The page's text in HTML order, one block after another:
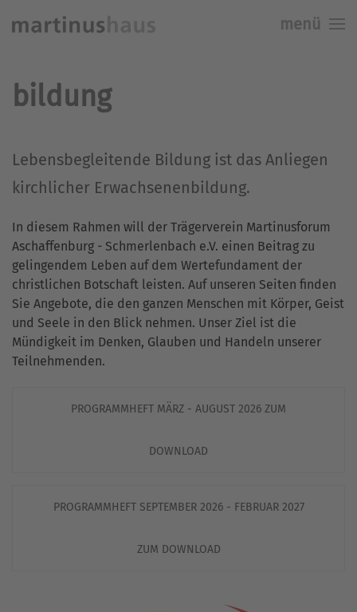
menü
bildung
Lebensbegleitende Bildung ist das Anliegen
kirchlicher Erwachsenenbildung.
In diesem Rahmen will der Trägerverein Martinusforum
Aschaffenburg - Schmerlenbach e.V. einen Beitrag zu
gelingendem Leben auf dem Wertefundament der
christlichen Botschaft leisten. Auf unseren Seiten finden
Sie Angebote, die den ganzen Menschen mit Körper, Geist
und Seele in den Blick nehmen. Unser Ziel ist die
Mündigkeit im Denken, Glauben und Handeln unserer
Teilnehmenden.
PROGRAMMHEFT MÄRZ - AUGUST 2026 ZUM
DOWNLOAD
PROGRAMMHEFT SEPTEMBER 2026 - FEBRUAR 2027
ZUM DOWNLOAD